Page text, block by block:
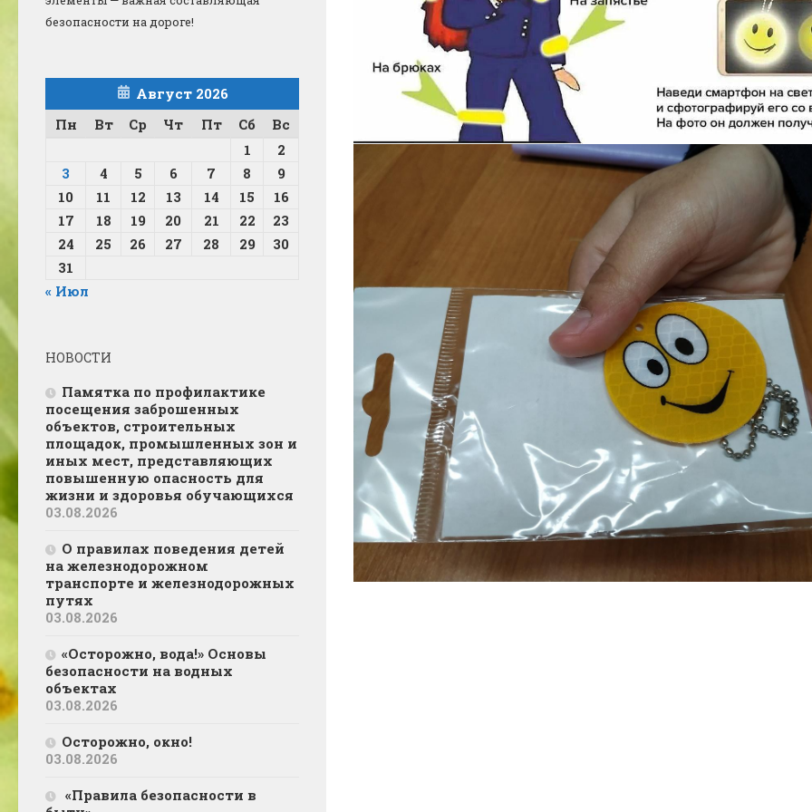
безопасности на дороге!
Август 2026
Пн
Вт Ср Чт Пт Сб
Вс
1
2
3
4 5 6 7 8
9
10
11 12 13 14 15
16
17
18 19 20 21 22
23
24
25 26 27 28 29
30
31
« Июл
НОВОСТИ
Памятка по профилактике
посещения заброшенных
объектов, строительных
площадок, промышленных зон и
иных мест, представляющих
повышенную опасность для
жизни и здоровья обучающихся
03.08.2026
О правилах поведения детей
на железнодорожном
транспорте и железнодорожных
путях
03.08.2026
«Осторожно, вода!» Основы
безопасности на водных
объектах
03.08.2026
Осторожно, окно!
03.08.2026
«Правила безопасности в